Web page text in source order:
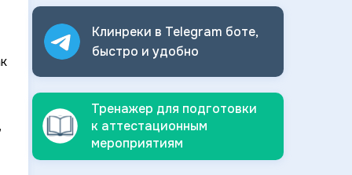
Клинреки в Telegram боте,
быстро и удобно
Тренажер для подготовки
к аттестационным
мероприятиям